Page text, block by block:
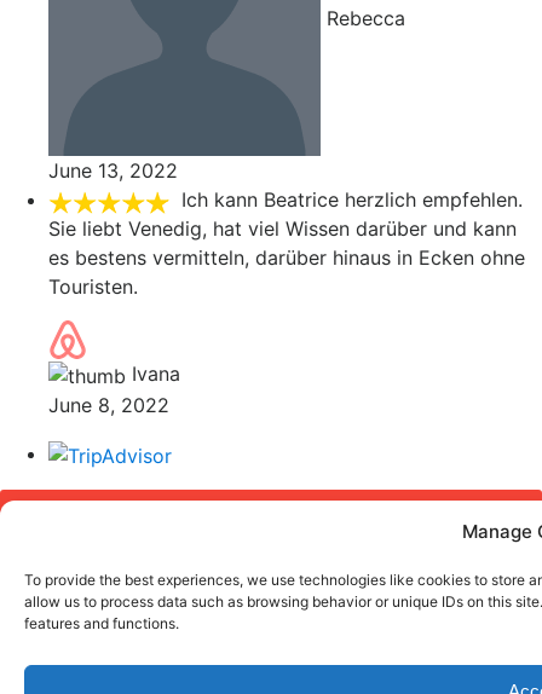
Manage
To provide the best experiences, we use technologies like cookies to store
allow us to process data such as browsing behavior or unique IDs on this
features and functions.
Rebecca
June 13, 2022
Ich kann Beatrice herzlich empfehlen.
Sie liebt Venedig, hat viel Wissen darüber und kann
es bestens vermitteln, darüber hinaus in Ecken ohne
Touristen.
Ivana
June 8, 2022